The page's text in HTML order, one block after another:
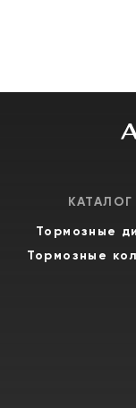
КАТАЛОГ
Тормозные
Тормозные